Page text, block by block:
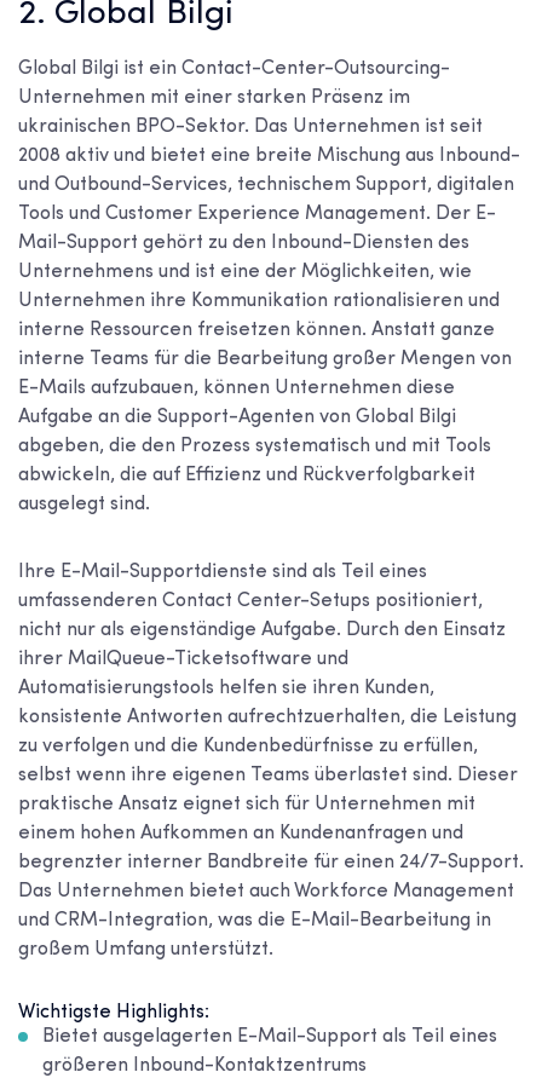
2. Global Bilgi
Global Bilgi ist ein Contact-Center-Outsourcing-
Unternehmen mit einer starken Präsenz im
ukrainischen BPO-Sektor. Das Unternehmen ist seit
2008 aktiv und bietet eine breite Mischung aus Inbound-
und Outbound-Services, technischem Support, digitalen
Tools und Customer Experience Management. Der E-
Mail-Support gehört zu den Inbound-Diensten des
Unternehmens und ist eine der Möglichkeiten, wie
Unternehmen ihre Kommunikation rationalisieren und
interne Ressourcen freisetzen können. Anstatt ganze
interne Teams für die Bearbeitung großer Mengen von
E-Mails aufzubauen, können Unternehmen diese
Aufgabe an die Support-Agenten von Global Bilgi
abgeben, die den Prozess systematisch und mit Tools
abwickeln, die auf Effizienz und Rückverfolgbarkeit
ausgelegt sind.
Ihre E-Mail-Supportdienste sind als Teil eines
umfassenderen Contact Center-Setups positioniert,
nicht nur als eigenständige Aufgabe. Durch den Einsatz
ihrer MailQueue-Ticketsoftware und
Automatisierungstools helfen sie ihren Kunden,
konsistente Antworten aufrechtzuerhalten, die Leistung
zu verfolgen und die Kundenbedürfnisse zu erfüllen,
selbst wenn ihre eigenen Teams überlastet sind. Dieser
praktische Ansatz eignet sich für Unternehmen mit
einem hohen Aufkommen an Kundenanfragen und
begrenzter interner Bandbreite für einen 24/7-Support.
Das Unternehmen bietet auch Workforce Management
und CRM-Integration, was die E-Mail-Bearbeitung in
großem Umfang unterstützt.
Wichtigste Highlights:
Bietet ausgelagerten E-Mail-Support als Teil eines
größeren Inbound-Kontaktzentrums